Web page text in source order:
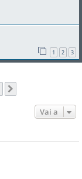
1 2 3
Vai a